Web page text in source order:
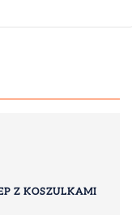
Z KOSZULKAMI